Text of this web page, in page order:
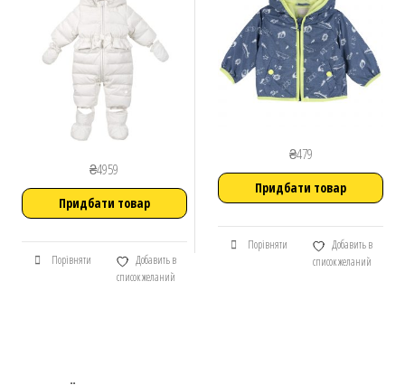
₴4959
Придбати товар
Порівняти
Добавить в
список желаний
₴479
Придбати товар
Порівняти
Добавить в
список желаний